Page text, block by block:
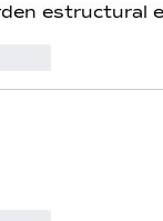
estructural